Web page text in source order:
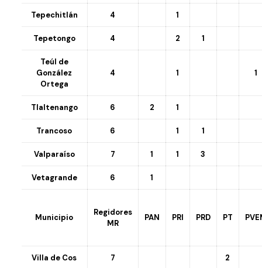
Tepechitlán 4 1
Tepetongo 4 2 1
Teúl de
González
Ortega
4 1 1
Tlaltenango 6 2 1
Trancoso 6 1 1
Valparaíso 7 1 1 3
Vetagrande 6 1
Municipio
Regidores
MR
PAN PRI PRD PT
Villa de Cos 7 2